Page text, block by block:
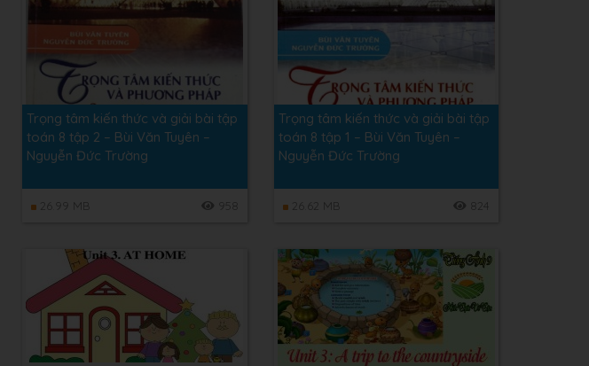
Trọng tâm kiến thức và giải bài tập
toán 8 tập 2 – Bùi Văn Tuyên –
Nguyễn Đức Trường
26.99 MB 958
Trọng tâm kiến thức và giải bài tập
toán 8 tập 1 – Bùi Văn Tuyên –
Nguyễn Đức Trường
26.62 MB 824